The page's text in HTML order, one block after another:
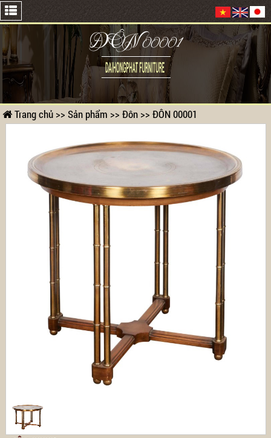
ĐÔN 00001
Trang chủ >>Sản phẩm >>Đôn >>ĐÔN 00001